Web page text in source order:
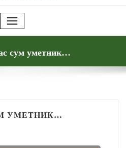
сум уметник…
УМЕТНИК…